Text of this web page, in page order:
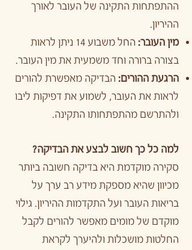
ההתפתחות התקינה של העובר לאורך
ההיריון.
מין העובר:
החל משבוע 14 ניתן לראות
בצורה ברורה וחד משמעית את מין העובר.
הרגעת ההורים: הבדיקה מאפשרת להורים
לראות את העובר, לשמוע את דפיקות ליבו
ולהתרשם מהתפתחותו התקינה.
למה כל כך חשוב לבצע את הבדיקה?
סקירה מוקדמת היא בדיקה חשובה ביותר
מכיוון שהיא מספקת מידע רב ערך על
בריאות העובר ועל התקדמות ההיריון. גילוי
מוקדם של מומים מאפשר להורים לקבל
החלטות מושכלות ולהיערך לקראת